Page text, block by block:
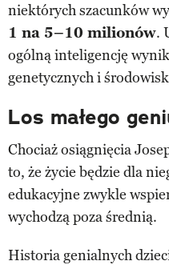
niektórych szacunków
1 na 5–10 milionów.
ogólną inteligencję
genetycznych i
Los małego
Chociaż osiągnięcia
to, że życie będzie dla
edukacyjne zwykle
wychodzą poza średnią.
Historia genialnych